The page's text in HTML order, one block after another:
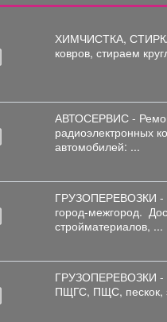
ХИМЧИСТКА,
ковров, стираем
АВТОСЕРВИС -
радиоэлектронных
автомобилей: ...
ГРУЗОПЕРЕВОЗКИ
город-межгород.
стройматериалов, ...
ГРУЗОПЕРЕВОЗКИ
ПЩГС, ПЩС,